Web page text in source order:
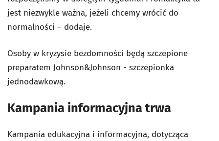
jest niezwykle ważna, jeżeli chcemy wrócić do
normalności – dodaje.
Osoby w kryzysie bezdomności będą szczepione
preparatem Johnson&Johnson - szczepionka
jednodawkową.
Kampania informacyjna trwa
Kampania edukacyjna i informacyjna, dotycząca